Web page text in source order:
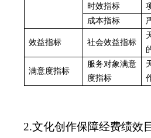
时效指标
成本指标
效益指标 社会效益指标
满意度指标
服务对象满意
度指标
2.文化创作保障经费绩效